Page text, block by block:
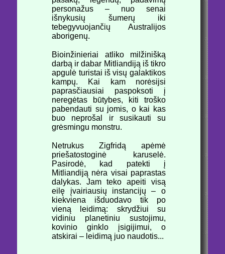
personažus – nuo senai
išnykusių šumerų iki
tebegyvuojančių Australijos
aborigenų.
Bioinžinieriai atliko milžinišką
darbą ir dabar Mitliandiją iš tikro
apgulė turistai iš visų galaktikos
kampų. Kai kam norėsijsi
paprasčiausiai paspoksoti į
neregėtas būtybes, kiti troško
pabendauti su jomis, o kai kas
buo neprošal ir susikauti su
grėsmingu monstru.
Netrukus Zigfridą apėmė
priešatostoginė karuselė.
Pasirodė, kad patekti į
Mitliandiją nėra visai paprastas
dalykas. Jam teko apeiti visą
eilę įvairiausių instancijų – o
kiekviena išduodavo tik po
vieną leidimą: skrydžiui su
vidiniu planetiniu sustojimu,
kovinio ginklo įsigijimui, o
atskirai – leidimą juo naudotis...